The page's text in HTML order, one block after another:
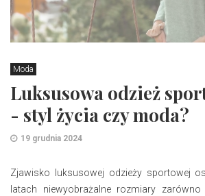
Moda
Luksusowa odzież
- styl życia czy moda?
19 grudnia 2024
Zjawisko luksusowej odzieży sportowej
latach niewyobrażalne rozmiary